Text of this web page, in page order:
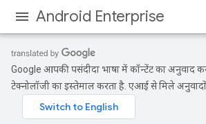
Android Enterprise
Google आपकी पसंदीदा भाषा में कॉन्टेंट का अनुवाद
टेक्नोलॉजी का इस्तेमाल करता है. एआई से मिले